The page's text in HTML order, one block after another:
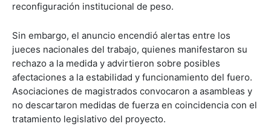
reconfiguración institucional de peso.
Sin embargo, el anuncio encendió alertas entre los
jueces nacionales del trabajo, quienes manifestaron su
rechazo a la medida y advirtieron sobre posibles
afectaciones a la estabilidad y funcionamiento del fuero.
Asociaciones de magistrados convocaron a asambleas y
no descartaron medidas de fuerza en coincidencia con el
tratamiento legislativo del proyecto.